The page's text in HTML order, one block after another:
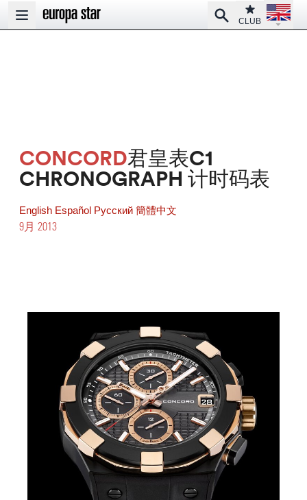
Open main menu
SearchClub
CLUB
Open
CONCORD君皇表C1
CHRONOGRAPH 计时码表
English Español Pусский 簡體中文
9月 2013